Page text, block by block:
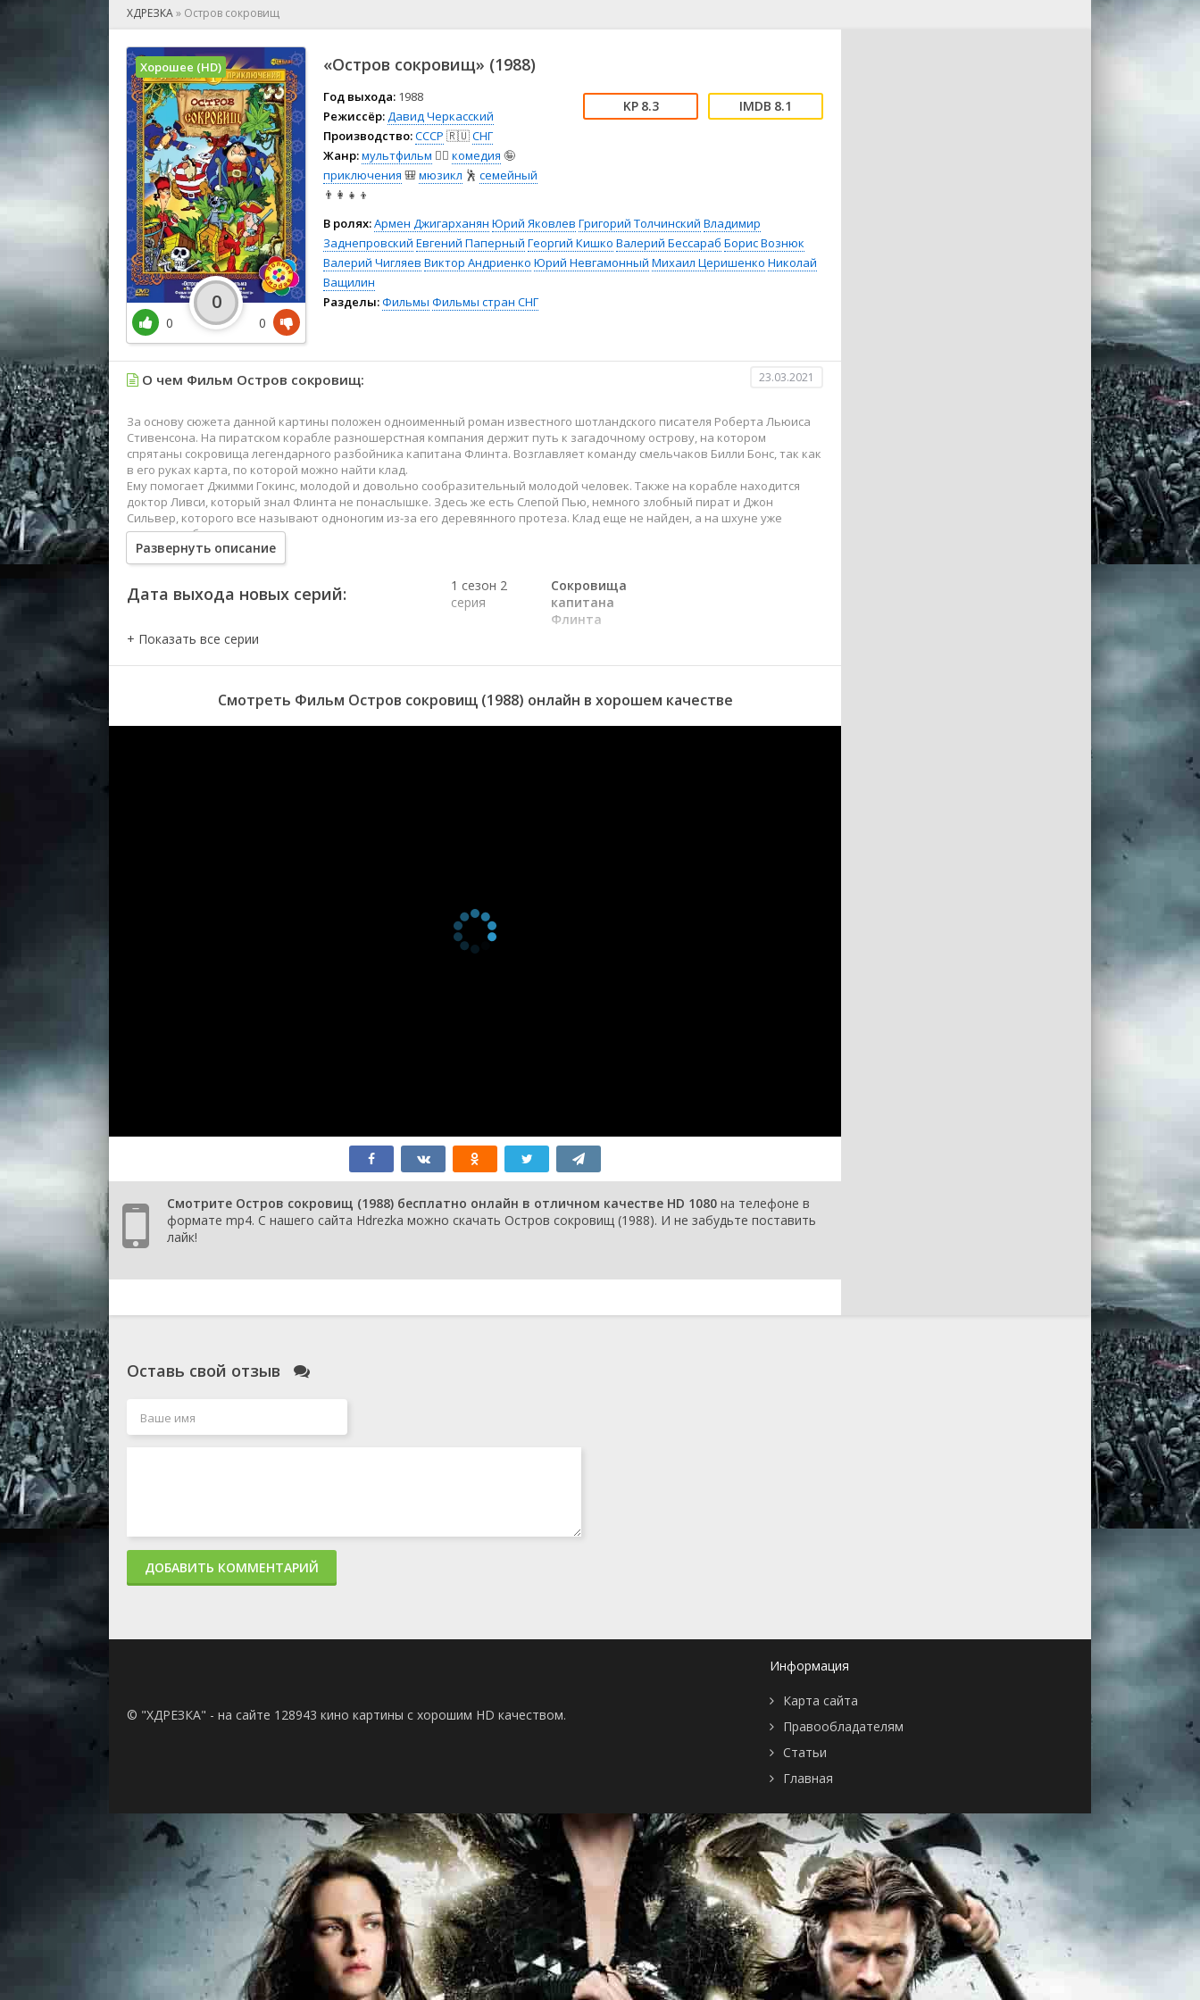
🕺 Мюзикл
👨‍💼 Новости
👨‍💻 Реальное тв
👨‍👩‍👧‍👦 Семейный
⚽ Спорт
🎤 Ток-шоу
😱 Ужасы
🧙‍♀️ Фантастика
🏅 Церемония
ХДРЕЗКА» Остров сокровищ
«Остров сокровищ» (1988)
Год выхода: 1988
Режиссёр:Давид Черкасский
Производство:СССР 🇷🇺СНГ
Жанр:мультфильм 🧚‍♀️ комедия 🤪
приключения 🎒мюзикл 🕺 семейный
👨‍👩‍👧‍👦
8.3 8.1
В ролях:Армен Джигарханян Юрий Яковлев Григорий Толчинский Владимир
Заднепровский Евгений Паперный Георгий Кишко Валерий Бессараб Борис Вознюк
Валерий Чигляев Виктор Андриенко Юрий Невгамонный Михаил Церишенко Николай
Ващилин
Разделы:Фильмы Фильмы стран СНГ
Хорошее (HD)
0
0
0
О чем Фильм Остров сокровищ: 23.03.2021
За основу сюжета данной картины положен одноименный роман известного шотландского писателя Роберта Льюиса
Стивенсона. На пиратском корабле разношерстная компания держит путь к загадочному острову, на котором
спрятаны сокровища легендарного разбойника капитана Флинта. Возглавляет команду смельчаков Билли Бонс, так как
в его руках карта, по которой можно найти клад.
Ему помогает Джимми Гокинс, молодой и довольно сообразительный молодой человек. Также на корабле находится
доктор Ливси, который знал Флинта не понаслышке. Здесь же есть Слепой Пью, немного злобный пират и Джон
Сильвер, которого все называют одноногим из-за его деревянного протеза. Клад еще не найден, а на шхуне уже
назревает бунт.
Развернуть описание
Дата выхода новых серий:
1 сезон 2
серия
Сокровища
капитана
Флинта
Флинта
Смотреть Фильм Остров сокровищ (1988) онлайн в хорошем качестве
Смотрите Остров сокровищ (1988) бесплатно онлайн в отличном качестве HD 1080 на телефоне в
формате mp4. С нашего сайта Hdrezka можно скачать Остров сокровищ (1988). И не забудьте поставить
лайк!
Оставь свой отзыв
ДОБАВИТЬ КОММЕНТАРИЙ
© "ХДРЕЗКА" - на сайте 128943 кино картины с хорошим HD качеством.
Информация
Карта сайта
Правообладателям
Статьи
Главная